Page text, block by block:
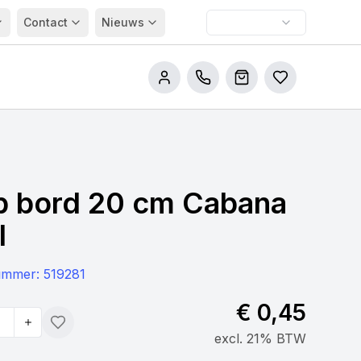
Contact Nieuws
Bel onsWinkelwagen
Bestellijsten
bord 20 cm Cabana
519281
Toevoegen
€ 0,45
excl. 21% BTW